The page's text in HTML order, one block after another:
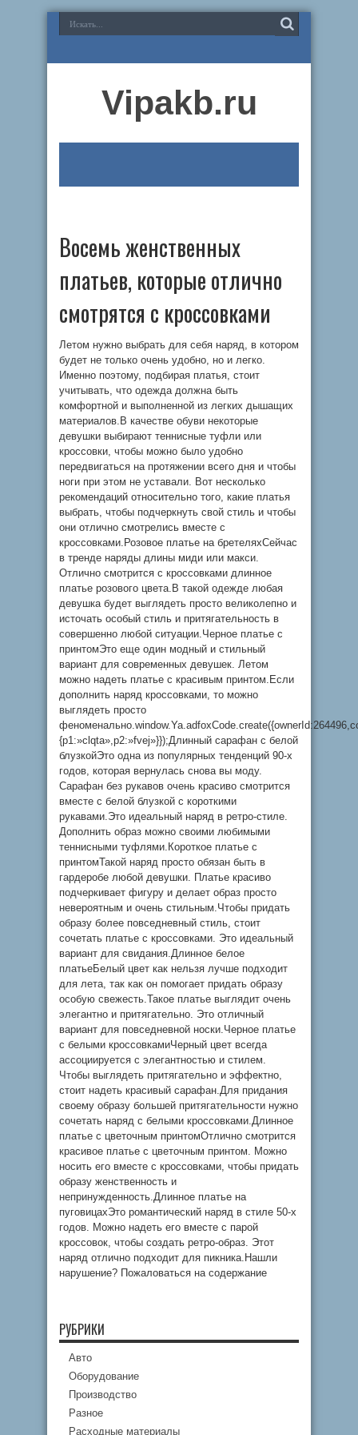
Vipakb.ru
Восемь женственных
платьев, которые отлично
смотрятся с кроссовками
Летом нужно выбрать для себя наряд, в котором
будет не только очень удобно, но и легко.
Именно поэтому, подбирая платья, стоит
учитывать, что одежда должна быть
комфортной и выполненной из легких дышащих
материалов.В качестве обуви некоторые
девушки выбирают теннисные туфли или
кроссовки, чтобы можно было удобно
передвигаться на протяжении всего дня и чтобы
ноги при этом не уставали. Вот несколько
рекомендаций относительно того, какие платья
выбрать, чтобы подчеркнуть свой стиль и чтобы
они отлично смотрелись вместе с
кроссовками.Розовое платье на бретеляхСейчас
в тренде наряды длины миди или макси.
Отлично смотрится с кроссовками длинное
платье розового цвета.В такой одежде любая
девушка будет выглядеть просто великолепно и
источать особый стиль и притягательность в
совершенно любой ситуации.Черное платье с
принтомЭто еще один модный и стильный
вариант для современных девушек. Летом
можно надеть платье с красивым принтом.Если
дополнить наряд кроссовками, то можно
выглядеть просто
{p1:»clqta»,p2:»fvej»}});Длинный сарафан с белой
блузкойЭто одна из популярных тенденций 90-х
годов, которая вернулась снова вы моду.
Сарафан без рукавов очень красиво смотрится
вместе с белой блузкой с короткими
рукавами.Это идеальный наряд в ретро-стиле.
Дополнить образ можно своими любимыми
теннисными туфлями.Короткое платье с
принтомТакой наряд просто обязан быть в
гардеробе любой девушки. Платье красиво
подчеркивает фигуру и делает образ просто
невероятным и очень стильным.Чтобы придать
образу более повседневный стиль, стоит
сочетать платье с кроссовками. Это идеальный
вариант для свидания.Длинное белое
платьеБелый цвет как нельзя лучше подходит
для лета, так как он помогает придать образу
особую свежесть.Такое платье выглядит очень
элегантно и притягательно. Это отличный
вариант для повседневной носки.Черное платье
с белыми кроссовкамиЧерный цвет всегда
ассоциируется с элегантностью и стилем.
Чтобы выглядеть притягательно и эффектно,
стоит надеть красивый сарафан.Для придания
своему образу большей притягательности нужно
сочетать наряд с белыми кроссовками.Длинное
платье с цветочным принтомОтлично смотрится
красивое платье с цветочным принтом. Можно
носить его вместе с кроссовками, чтобы придать
образу женственность и
непринужденность.Длинное платье на
пуговицахЭто романтический наряд в стиле 50-х
годов. Можно надеть его вместе с парой
кроссовок, чтобы создать ретро-образ. Этот
наряд отлично подходит для пикника.Нашли
нарушение? Пожаловаться на содержание
РУБРИКИ
Авто
Оборудование
Производство
Разное
Расходные материалы